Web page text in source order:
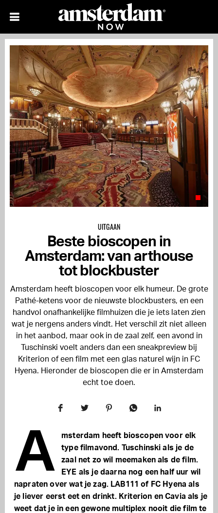
UITGAAN
Beste bioscopen in
Amsterdam: van arthouse
tot blockbuster
Amsterdam heeft bioscopen voor elk humeur. De grote
Pathé-ketens voor de nieuwste blockbusters, en een
handvol onafhankelijke filmhuizen die je iets laten zien
wat je nergens anders vindt. Het verschil zit niet alleen
in het aanbod, maar ook in de zaal zelf, een avond in
Tuschinski voelt anders dan een sneakpreview bij
Kriterion of een film met een glas naturel wijn in FC
Hyena. Hieronder de bioscopen die er in Amsterdam
echt toe doen.
A
msterdam heeft bioscopen voor elk
type filmavond. Tuschinski als je de
zaal net zo wil meemaken als de film.
EYE als je daarna nog een half uur wil
napraten over wat je zag. LAB111 of FC Hyena als
je liever eerst eet en drinkt. Kriterion en Cavia als je
weet dat je in een gewone multiplex nooit die film te